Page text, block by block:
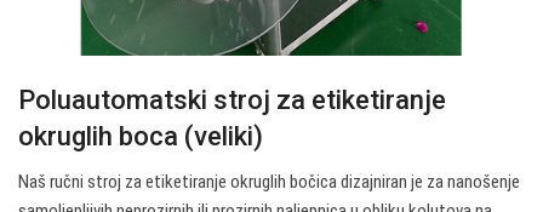
Poluautomatski stroj za etiketiranje
okruglih boca (veliki)
Naš ručni stroj za etiketiranje okruglih bočica dizajniran je za nanošenje